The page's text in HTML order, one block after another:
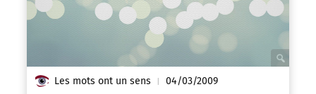
Les mots ont un sens | 04/03/2009